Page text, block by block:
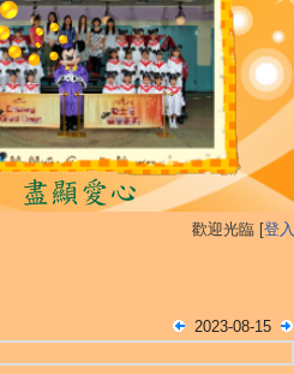
歡迎光臨 [登入
2023-08-15